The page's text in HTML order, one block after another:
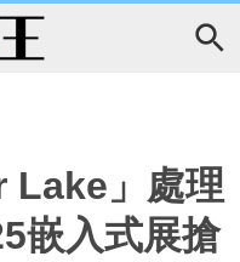
Lake」處理
嵌入式展搶